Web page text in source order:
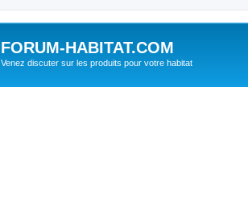
FORUM-HABITAT.COM
Venez discuter sur les produits pour votre habitat